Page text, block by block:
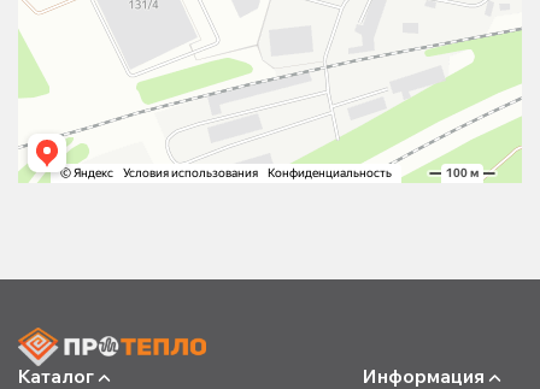
Каталог Информация